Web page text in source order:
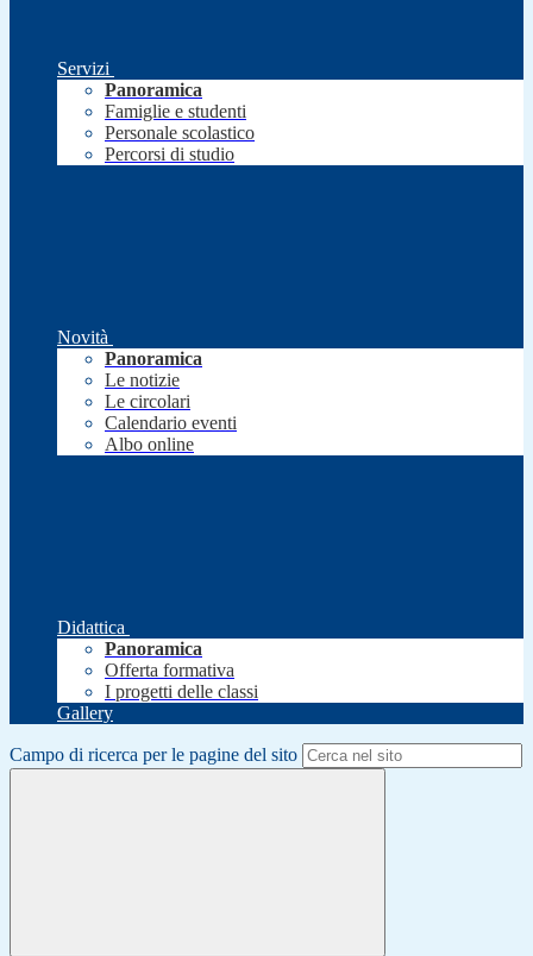
Servizi
Panoramica
Famiglie e studenti
Personale scolastico
Percorsi di studio
Novità
Panoramica
Le notizie
Le circolari
Calendario eventi
Albo online
Didattica
Panoramica
Offerta formativa
I progetti delle classi
Gallery
Campo di ricerca per le pagine del sito